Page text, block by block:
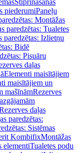
Stiprināšanas
piederumiPaneļu
Montāžas
paredzētas: Tualetes
paredzētas: Izlietņu
Bidē
Pisuāru
daļas
Elementi maisītājiem
maisītājiem un
mašīnāmRezerves
daļas
paredzētas:
Sistēmas
KombifixMontāžas
elementiTualetes podu